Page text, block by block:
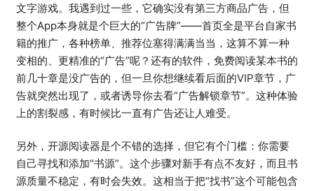
文字游戏。我遇到过一些，它确实没有第三方商品广告，但
整个App本身就是个巨大的“广告牌”——首页全是平台自家书
籍的推广，各种榜单、推荐位塞得满满当当，这算不算一种
变相的、更精准的“广告”呢？还有的软件，免费阅读某本书的
前几十章是没广告的，但一旦你想继续看后面的VIP章节，广
告就突然出现了，或者诱导你去看“广告解锁章节”。这种体验
上的割裂感，有时候比一直有广告还让人难受。
另外，开源阅读器是个不错的选择，但它有个门槛：你需要
自己寻找和添加“书源”。这个步骤对新手有点不友好，而且书
源质量不稳定，有时会失效。这相当于把“找书”这个可能包含